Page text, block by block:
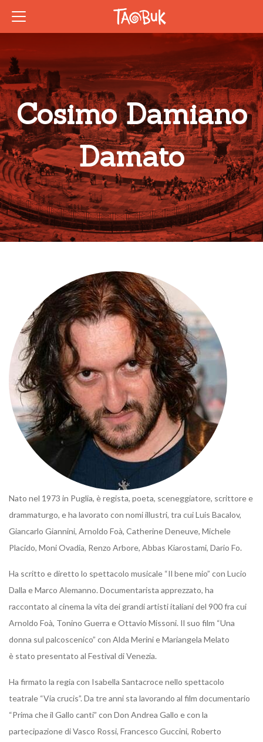
Cosimo Damiano
Damato
Nato nel 1973 in Puglia, è regista, poeta, sceneggiatore, scrittore e
drammaturgo, e ha lavorato con nomi illustri, tra cui Luis Bacalov,
Giancarlo Giannini, Arnoldo Foà, Catherine Deneuve, Michele
Placido, Moni Ovadia, Renzo Arbore, Abbas Kiarostami, Dario Fo.
Ha scritto e diretto lo spettacolo musicale “Il bene mio” con Lucio
Dalla e Marco Alemanno. Documentarista apprezzato, ha
raccontato al cinema la vita dei grandi artisti italiani del 900 fra cui
Arnoldo Foà, Tonino Guerra e Ottavio Missoni. Il suo film “Una
donna sul palcoscenico” con Alda Merini e Mariangela Melato
è stato presentato al Festival di Venezia.
Ha firmato la regia con Isabella Santacroce nello spettacolo
teatrale “Via crucis”. Da tre anni sta lavorando al film documentario
“Prima che il Gallo canti” con Don Andrea Gallo e con la
partecipazione di Vasco Rossi, Francesco Guccini, Roberto